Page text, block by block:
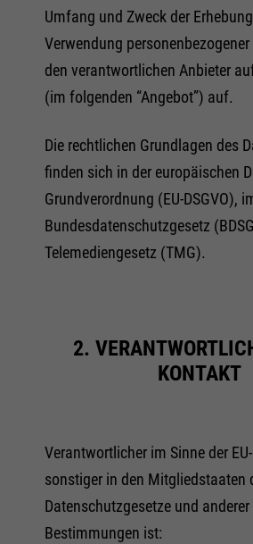
Umfang und Zweck der
Verwendung
den verantwortlichen Anbieter
(im folgenden “Angebot”) auf.
Die rechtlichen Grundlagen des
finden sich in der europäischen
Grundverordnung (EU-DSGVO),
Bundesdatenschutzgesetz
Telemediengesetz (TMG).
2.
KONTAKT
Verantwortlicher im Sinne der EU-
sonstiger in den Mitgliedstaaten
Datenschutzgesetze und
Bestimmungen ist: